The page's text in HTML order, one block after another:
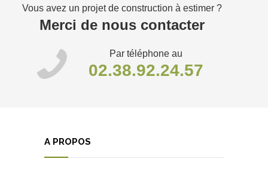
Vous avez un projet de construction à estimer ?
Merci de nous contacter
Par téléphone au
02.38.92.24.57
A PROPOS